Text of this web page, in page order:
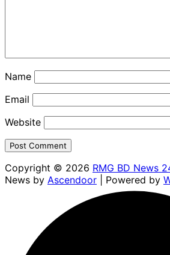
Name
Email
Website
Copyright © 2026 RMG BD News
News by Ascendoor | Powered by